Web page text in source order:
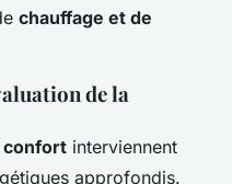
chauffage et de
de la
confort interviennent
approfondis.